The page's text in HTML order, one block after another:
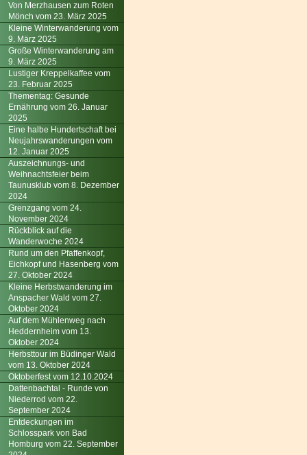
Von Merzhausen zum Roten
Mönch vom 23. März 2025
Kleine Winterwanderung vom
9. März 2025
Große Winterwanderung am
9. März 2025
Lustiger Kreppelkaffee vom
23. Februar 2025
Thementag: Gesunde
Ernährung vom 26. Januar
2025
Eine halbe Hundertschaft bei
Neujahrswanderungen vom
12. Januar 2025
Auszeichnungs- und
Weihnachtsfeier beim
Taunusklub vom 8. Dezember
2024
Grenzgang vom 24.
November 2024
Rückblick auf die
Wanderwoche 2024
Rund um den Pfaffenkopf,
Eichkopf und Hasenberg vom
27. Oktober 2024
Kleine Herbstwanderung im
Anspacher Wald vom 27.
Oktober 2024
Auf dem Mühlenweg nach
Heddernheim vom 13.
Oktober 2024
Herbsttour im Büdinger Wald
vom 13. Oktober 2024
Oktoberfest vom 12.10.2024
Dattenbachtal - Runde von
Niederrod vom 22.
September 2024
Entdeckungen im
Schlosspark von Bad
Homburg vom 22. September